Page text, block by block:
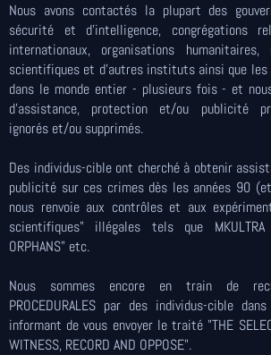
Nous avons contactés la plupart des
sécurité et d’intelligence, congrégations
internationaux, organisations
scientifiques et d'autres instituts ainsi que les
dans le monde entier - plusieurs fois - et
d'assistance, protection et/ou publicité
ignorés et/ou supprimés.
Des individus-cible ont cherché à obtenir
publicité sur ces crimes dès les années 90
nous renvoie aux contrôles et aux
scientifiques" illégales tels que
ORPHANS" etc.
Nous sommes encore en train de
PROCEDURALES par des individus-cible
informant de vous envoyer le traité "THE
WITNESS, RECORD AND OPPOSE".